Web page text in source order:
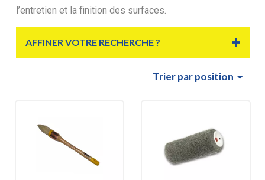
l’entretien et la finition des surfaces.
AFFINER VOTRE RECHERCHE ?
Trierpar position